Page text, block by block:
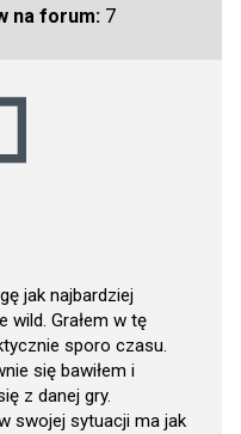
na forum:7
jak najbardziej
wild. Grałem w tę
sporo czasu.
się bawiłem i
z danej gry.
swojej sytuacji ma jak